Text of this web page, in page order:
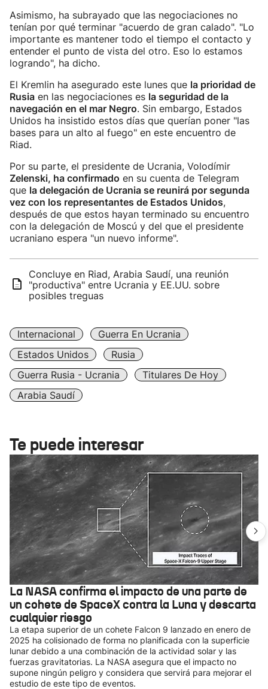
Asimismo, ha subrayado que las negociaciones no
tenían por qué terminar "acuerdo de gran calado". "Lo
importante es mantener todo el tiempo el contacto y
entender el punto de vista del otro. Eso lo estamos
logrando", ha dicho.
El Kremlin ha asegurado este lunes que la prioridad de
Rusia en las negociaciones es la seguridad de la
navegación en el mar Negro. Sin embargo, Estados
Unidos ha insistido estos días que querían poner "las
bases para un alto al fuego" en este encuentro de
Riad.
Por su parte, el presidente de Ucrania, Volodímir
Zelenski, ha confirmado en su cuenta de Telegram
que la delegación de Ucrania se reunirá por segunda
vez con los representantes de Estados Unidos,
después de que estos hayan terminado su encuentro
con la delegación de Moscú y del que el presidente
ucraniano espera "un nuevo informe".
Concluye en Riad, Arabia Saudí, una reunión
"productiva" entre Ucrania y EE.UU. sobre
posibles treguas
Internacional
Guerra En Ucrania
Estados Unidos
Rusia
Guerra Rusia - Ucrania
Titulares De Hoy
Arabia Saudí
Te puede interesar
La NASA confirma el impacto de una parte de
un cohete de SpaceX contra la Luna y descarta
cualquier riesgo
La etapa superior de un cohete Falcon 9 lanzado en enero de
2025 ha colisionado de forma no planificada con la superficie
lunar debido a una combinación de la actividad solar y las
fuerzas gravitatorias. La NASA asegura que el impacto no
supone ningún peligro y considera que servirá para mejorar el
estudio de este tipo de eventos.